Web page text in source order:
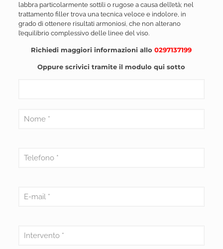
labbra particolarmente sottili o rugose a causa dell’età; nel
trattamento filler trova una tecnica veloce e indolore, in
grado di ottenere risultati armoniosi, che non alterano
l’equilibrio complessivo delle linee del viso.
Richiedi maggiori informazioni allo0297137199
Oppure scrivici tramite il modulo qui sotto